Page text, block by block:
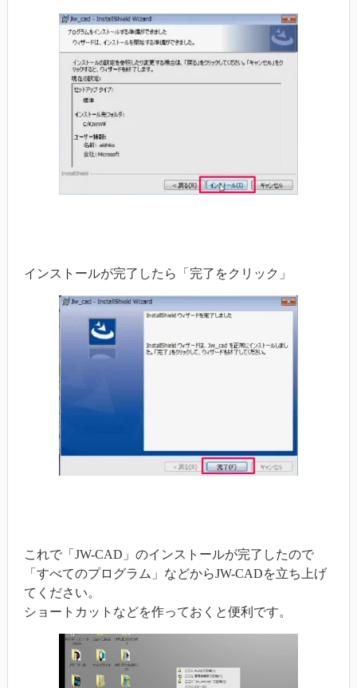
インストールが完了したら「完了をクリック」
これで「JW-CAD」のインストールが完了したので
「すべてのプログラム」などからJW-CADを立ち上げ
てください。
ショートカットなどを作っておくと便利です。